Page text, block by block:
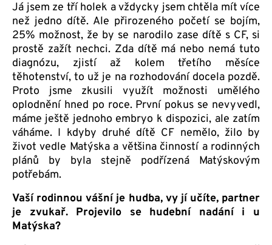
Já jsem ze tří holek a vždycky jsem chtěla mít více
než jedno dítě. Ale přirozeného početí se bojím,
25% možnost, že by se narodilo zase dítě s CF, si
prostě zažít nechci. Zda dítě má nebo nemá tuto
diagnózu, zjistí až kolem třetího měsíce
těhotenství, to už je na rozhodování docela pozdě.
Proto jsme zkusili využít možnosti umělého
oplodnění hned po roce. První pokus se nevyvedl,
máme ještě jednoho embryo k dispozici, ale zatím
váháme. I kdyby druhé dítě CF nemělo, žilo by
život vedle Matýska a většina činností a rodinných
plánů by byla stejně podřízená Matýskovým
potřebám.
Vaší rodinnou vášní je hudba, vy jí učíte, partner
je zvukař. Projevilo se hudební nadání i u
Matýska?